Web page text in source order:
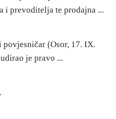
i prevoditelja te prodajna ...
povjesničar (Osor, 17. IX.
je pravo ...